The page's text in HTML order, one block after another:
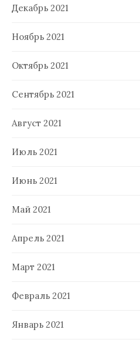
Декабрь 2021
Ноябрь 2021
Октябрь 2021
Сентябрь 2021
Август 2021
Июль 2021
Июнь 2021
Май 2021
Апрель 2021
Март 2021
Февраль 2021
Январь 2021